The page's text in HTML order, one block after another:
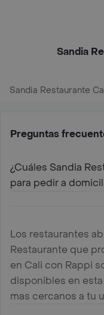
Sandia
Sandia Restaurante
Preguntas
¿Cuáles Sandia
para pedir a
Los restaurantes
Restaurante que
en Cali con Rappi
disponibles en
mas cercanos a tu